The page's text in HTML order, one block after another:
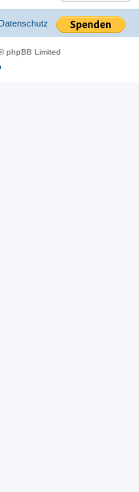
phpBB Limited